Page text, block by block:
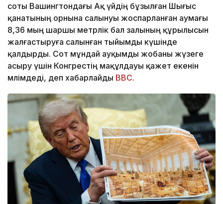
соты Вашингтондағы Ақ үйдің бұзылған Шығыс
қанатының орнына салынуы жоспарланған аумағы
8,36 мың шаршы метрлік бал залының құрылысын
жалғастыруға салынған тыйымды күшінде
қалдырды. Сот мұндай ауқымды жобаны жүзеге
асыру үшін Конгрестің мақұлдауы қажет екенін
мәлімдеді, деп хабарлайды BBC.